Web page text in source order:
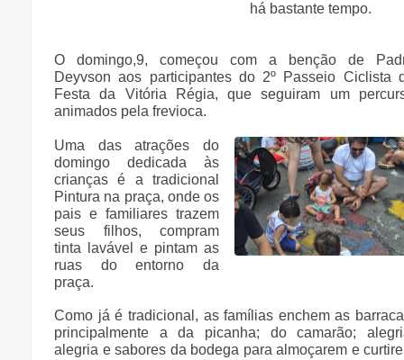
há bastante tempo.
O domingo,9, começou com a benção de
Deyvson aos participantes do 2º Passeio Ciclista
Festa da Vitória Régia, que seguiram um
animados pela frevioca.
Uma das atrações do
domingo dedicada às
crianças é a tradicional
Pintura na praça, onde os
pais e familiares trazem
seus filhos, compram
tinta lavável e pintam as
ruas do entorno da
praça.
Como já é tradicional, as famílias enchem as
principalmente a da picanha; do camarão;
alegria e sabores da bodega para almoçarem e